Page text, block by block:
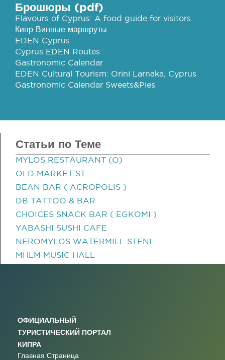
Брошюры (pdf)
Flavours of Cyprus: A food guide for visitors
Кипр Винные маршруты
EDEN Cyprus
Cyprus EDEN Routes
Gastronomic Calendar
EDEN Cultural Tourism: Orini Larnaka, Cyprus
Gastronomic Calendar Sweets&Pies
Статьи по Теме
MYLOS RESTAURANT (O)
OLD MARKET ST
BEAN BAR ( ACROPOLIS )
DB TATTOO & BAR
CHOICES SNACK BAR ( EGKOMI )
YABASHI SUSHI CAFE
NEROMYLOS WATERMILL STENI
MHLM MUSIC HALL
ОФИЦИАЛЬНЫЙ
ТУРИСТИЧЕСКИЙ ПОРТАЛ
КИПРА
Главная Страница